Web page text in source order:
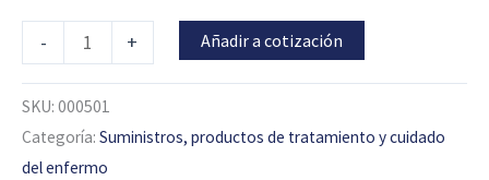
- + Añadir a cotización
SKU: 000501
Categoría: Suministros, productos de tratamiento y cuidado
del enfermo